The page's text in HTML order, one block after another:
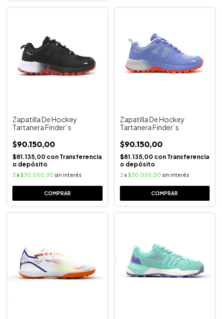
Zapatilla De Hockey
Tartanera Finder´s
$90.150,00
$81.135,00 con Transferencia
o depósito
3 x $30.050,00 sin interés
COMPRAR
Zapatilla De Hockey
Tartanera Finder´s
$90.150,00
$81.135,00 con Transferencia
o depósito
3 x $30.050,00 sin interés
COMPRAR